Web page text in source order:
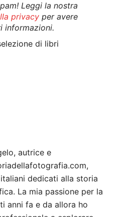
Leggi la nostra
privacyper avere
informazioni.
di libri
autrice e
dedicati alla storia
La mia passione per la
anni fa e da allora ho